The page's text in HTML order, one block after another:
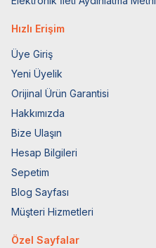
Hızlı Erişim
Üye Giriş
Yeni Üyelik
Orijinal Ürün Garantisi
Hakkımızda
Bize Ulaşın
Hesap Bilgileri
Sepetim
Blog Sayfası
Müşteri Hizmetleri
Özel Sayfalar